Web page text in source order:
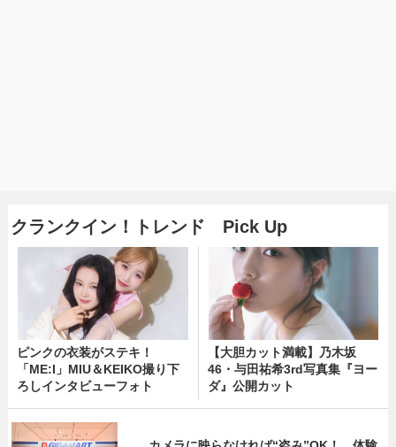
クランクイン！トレンド Pick Up
ピンクの衣装がステキ！
「ME:I」MIU＆KEIKO撮り下
ろしインタビューフォト
【大胆カット満載】乃木坂
46・与田祐希3rd写真集『ヨー
ダ』公開カット